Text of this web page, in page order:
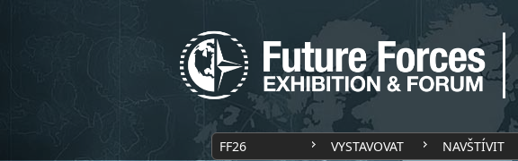
FF26 VYSTAVOVAT NAVŠTÍVIT